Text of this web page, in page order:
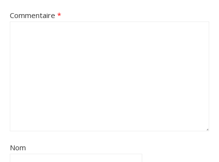
Commentaire *
Nom